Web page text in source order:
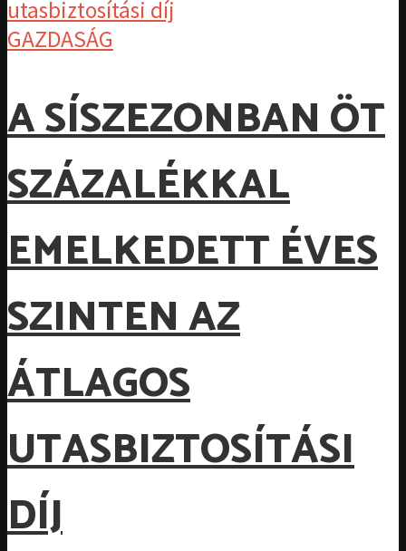
GAZDASÁG
A SÍSZEZONBAN ÖT
SZÁZALÉKKAL
EMELKEDETT ÉVES
SZINTEN AZ
ÁTLAGOS
UTASBIZTOSÍTÁSI
DÍJ